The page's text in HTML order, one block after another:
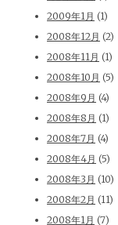
2009年1月 (1)
2008年12月 (2)
2008年11月 (1)
2008年10月 (5)
2008年9月 (4)
2008年8月 (1)
2008年7月 (4)
2008年4月 (5)
2008年3月 (10)
2008年2月 (11)
2008年1月 (7)